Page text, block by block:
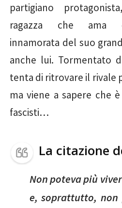
partigiano
ragazza che ama
innamorata del suo
anche lui. Tormentato
tenta di ritrovare il rivale
ma viene a sapere che
fascisti…
La citazione
Non poteva più
e, soprattutto, non